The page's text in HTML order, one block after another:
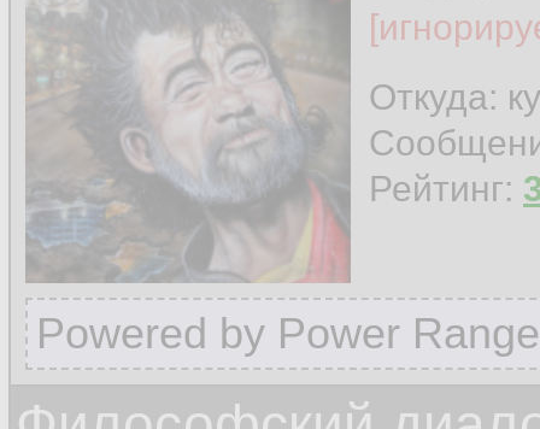
Откуда:
Рейтинг:
Powered by Power